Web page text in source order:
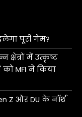
पूरी गेम?
में उत्कृष्ट
MFI ने किया
Z और DU के नॉर्थ